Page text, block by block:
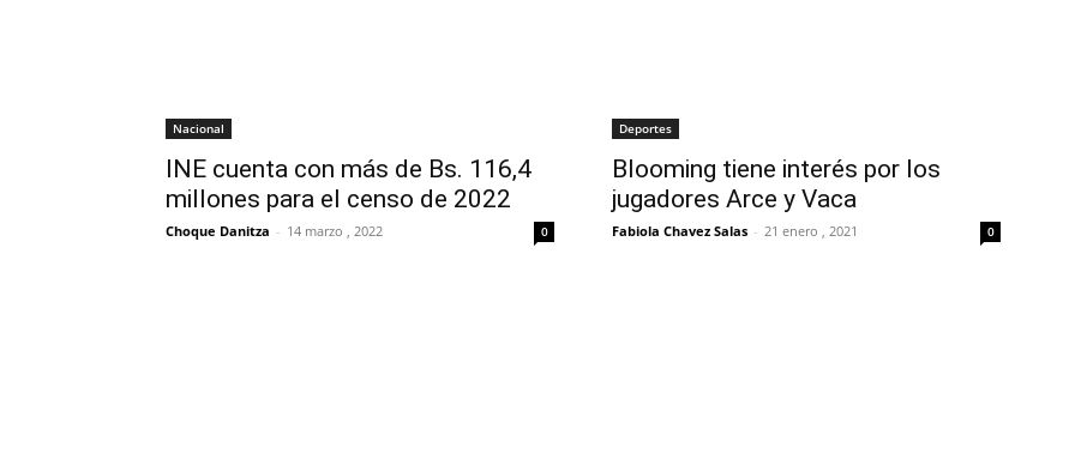
Nacional
INE cuenta con más de Bs. 116,4
millones para el censo de 2022
Choque Danitza - 14 marzo , 2022 0
Deportes
Blooming tiene interés por los
jugadores Arce y Vaca
Fabiola Chavez Salas - 21 enero , 2021 0